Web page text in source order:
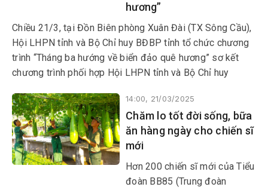
hương”
Chiều 21/3, tại Đồn Biên phòng Xuân Đài (TX Sông Cầu),
Hội LHPN tỉnh và Bộ Chỉ huy BĐBP tỉnh tổ chức chương
trình “Tháng ba hướng về biển đảo quê hương” sơ kết
chương trình phối hợp Hội LHPN tỉnh và Bộ Chỉ huy
vệ chủ quyền lãnh thổ, an ninh biên giới, biển đảo giai
đoạn 2023-2025 và mô hình kết nghĩa giữa Hội LHPN
với các đồn biên phòng giai đoạn 2020-2025.
14:00, 21/03/2025
Chăm lo tốt đời sống, bữa
ăn hàng ngày cho chiến sĩ
mới
Hơn 200 chiến sĩ mới của Tiểu
đoàn BB85 (Trung đoàn